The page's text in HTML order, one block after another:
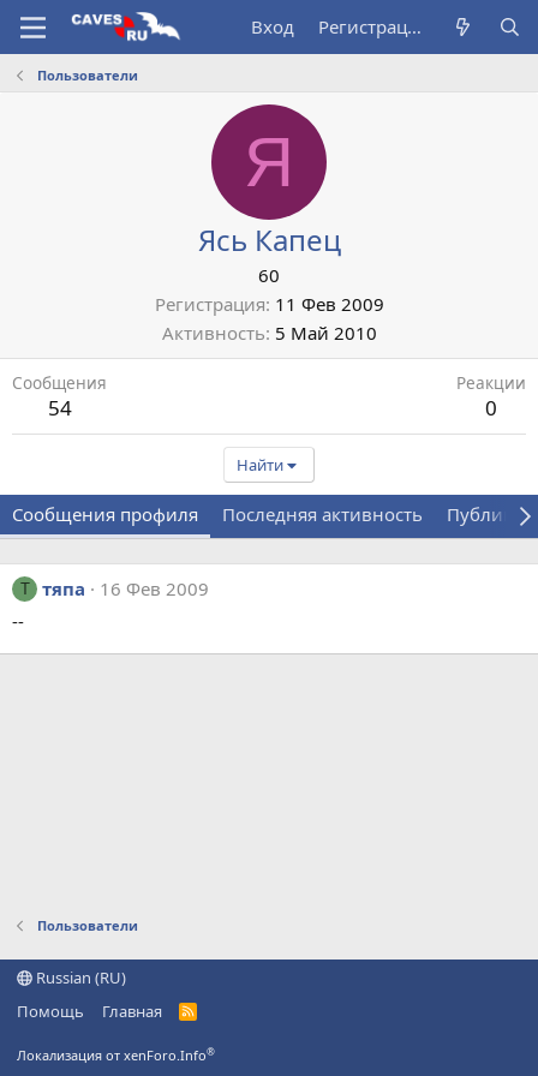
Вход Регистрация
Пользователи
Я
Ясь Капец
60
Регистрация 11 Фев 2009
Активность 5 Май 2010
Сообщения
54
Реакции
0
Найти
Сообщения профиля Последняя активность
Т тяпа
16 Фев 2009
--
Пользователи
Russian (RU)
Помощь
Главная
R
Локализация от xenForo.Info®